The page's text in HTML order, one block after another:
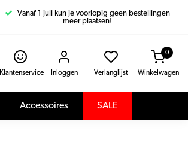
Vanaf 1 juli kun je voorlopig geen bestellingen
meer plaatsen!
Klantenservice Inloggen Verlanglijst Winkelwagen
0
Accessoires SALE